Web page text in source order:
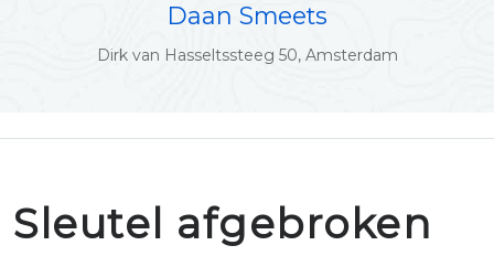
Daan Smeets
Dirk van Hasseltssteeg 50, Amsterdam
Sleutel afgebroken